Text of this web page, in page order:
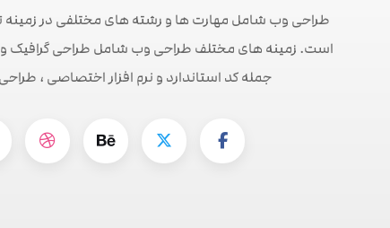
طراحی وب شامل مهارت ها و رشته های مختلفی در زمینه
است. زمینه های مختلف طراحی وب شامل طراحی گرافیک وب
جمله کد استاندارد و نرم افزار اختصاصی ،